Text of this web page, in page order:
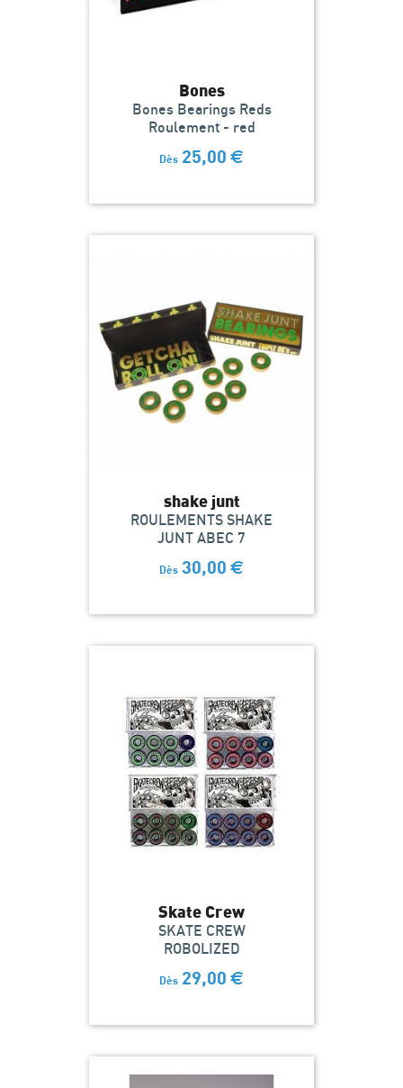
Bones
Bones Bearings Reds
Roulement - red
Dès 25,00 €
shake junt
ROULEMENTS SHAKE
JUNT ABEC 7
Dès 30,00 €
Skate Crew
SKATE CREW
ROBOLIZED
Dès 29,00 €